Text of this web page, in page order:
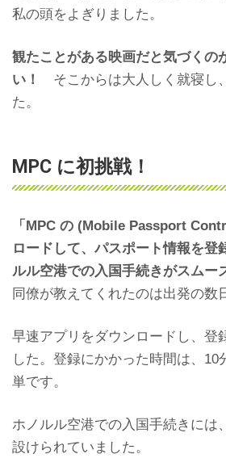
私の頭をよぎりました。
観たことがある映画だと気づくの
い！
そこからは大人しく就寝し
た。
MPC に初挑戦！
「MPC の (Mobile Passport
ロードして、パスポート情報を登
ルル空港での入国手続きがスムー
同僚が教えてくれたのは出発の数
早速アプリをダウンロードし、登
した。登録にかかった時間は、10
単です。
ホノルル空港での入国手続きには、
設けられていました。